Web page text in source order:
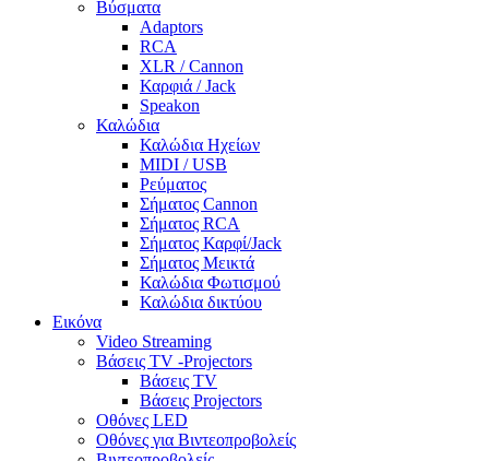
Βύσματα
Adaptors
RCA
XLR / Cannon
Καρφιά / Jack
Speakon
Καλώδια
Καλώδια Ηχείων
MIDI / USB
Ρεύματος
Σήματος Cannon
Σήματος RCA
Σήματος Καρφί/Jack
Σήματος Μεικτά
Καλώδια Φωτισμού
Καλώδια δικτύου
Εικόνα
Video Streaming
Βάσεις TV -Projectors
Βάσεις TV
Βάσεις Projectors
Οθόνες LED
Οθόνες για Βιντεοπροβολείς